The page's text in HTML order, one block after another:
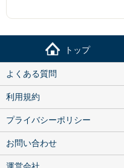
トップ
よくある質問
利用規約
プライバシーポリシー
お問い合わせ
運営会社